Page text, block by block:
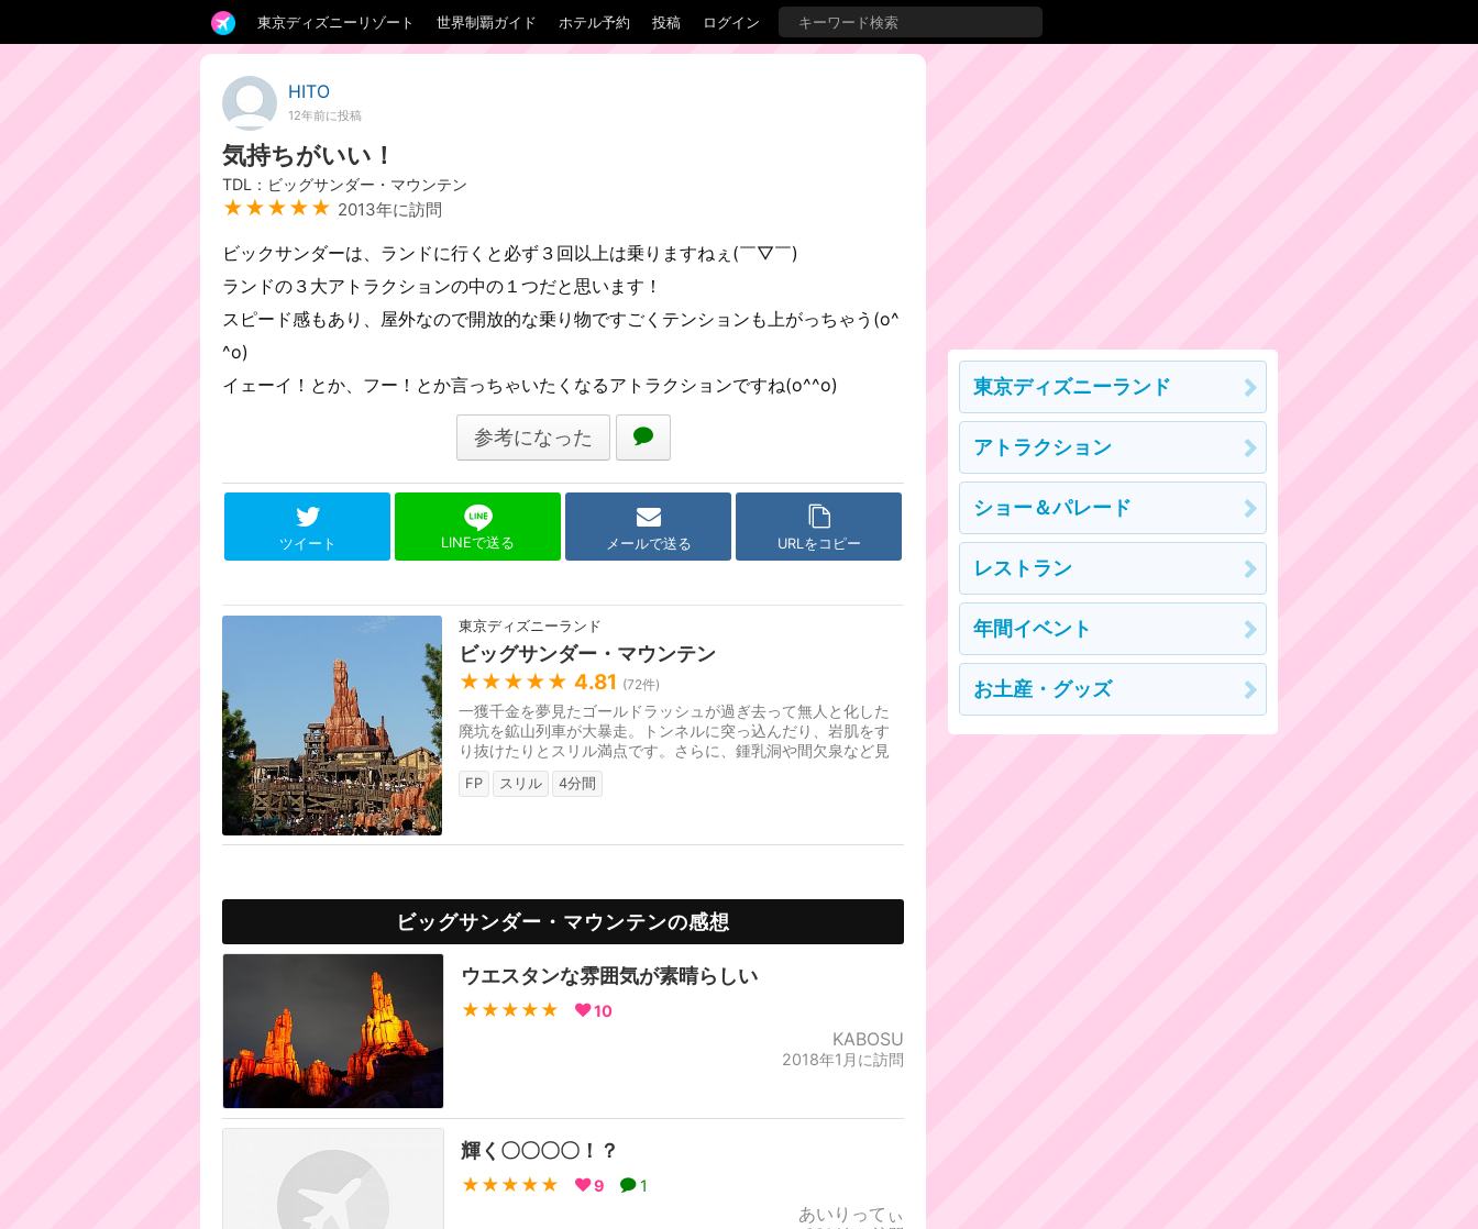
東京ディズニーリゾート 世界制覇ガイド ホテル予約 投稿 ログイン
HITO
12年前に投稿
気持ちがいい！
TDL：ビッグサンダー・マウンテン
★★★★★ 2013年に訪問
ビックサンダーは、ランドに行くと必ず３回以上は乗りますねぇ(￣▽￣)
ランドの３大アトラクションの中の１つだと思います！
スピード感もあり、屋外なので開放的な乗り物ですごくテンションも上がっちゃう(o^
^o)
イェーイ！とか、フー！とか言っちゃいたくなるアトラクションですね(o^^o)
参考になった
ツイート LINEで送る メールで送る URLをコピー
東京ディズニーランド
ビッグサンダー・マウンテン
★★★★★ 4.81 (72件)
一獲千金を夢見たゴールドラッシュが過ぎ去って無人と化した
廃坑を鉱山列車が大暴走。トンネルに突っ込んだり、岩肌をす
り抜けたりとスリル満点です。さらに、鍾乳洞や間欠泉など見
どころも満載です。座席は後方...
FP スリル 4分間
ビッグサンダー・マウンテンの感想
ウエスタンな雰囲気が素晴らしい
★★★★★ 10
KABOSU
2018年1月に訪問
輝く〇〇〇〇！？
★★★★★ 9 1
あいりってぃ
東京ディズニーランド
アトラクション
ショー＆パレード
レストラン
年間イベント
お土産・グッズ